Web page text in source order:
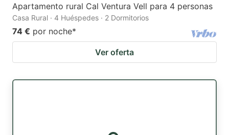
Apartamento rural Cal Ventura Vell para 4 personas
Casa Rural · 4 Huéspedes · 2 Dormitorios
74 € por noche*
Ver oferta